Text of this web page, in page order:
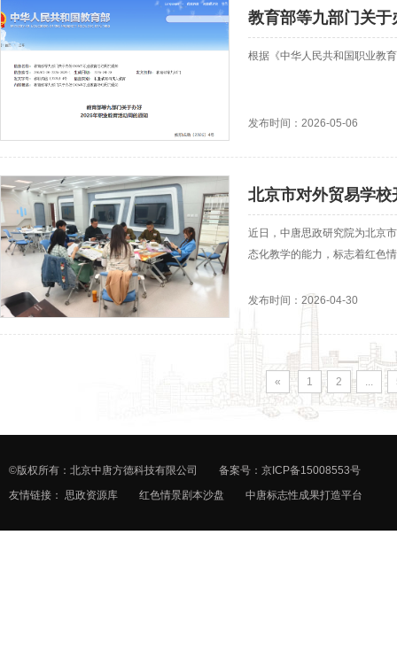
教育部等九部门关
根据《中华人民共和国职业教
发布时间：2026-05-06
北京市对外贸易学
近日，中唐思政研究院为北京
态化教学的能力，标志着红色
发布时间：2026-04-30
« 1 2 ...
©版权所有：北京中唐方德科技有限公司 备案号： 京ICP备15008553号
友情链接： 思政资源库 红色情景剧本沙盘 中唐标志性成果打造平台